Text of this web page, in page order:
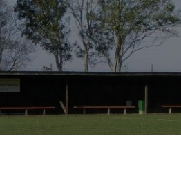
G
A
T
I
N
S